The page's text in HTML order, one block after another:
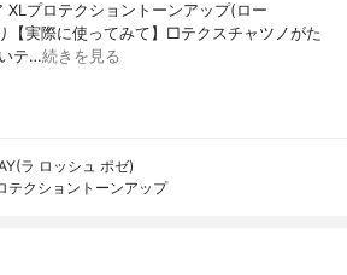
XLプロテクショントーンアップ(ロー
【実際に使ってみて】□テクスチャツノがた
テ…続きを見る
ラ ロッシュ ポゼ)
テクショントーンアップ